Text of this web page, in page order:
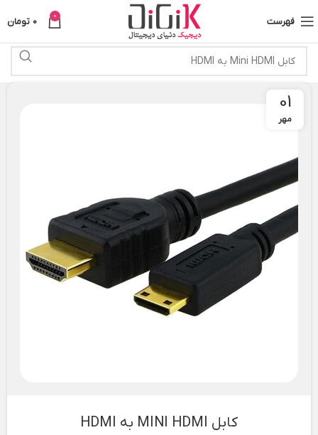
فهرست 0
0 تومان
01
مهر
کابل MINI HDMI به HDMI